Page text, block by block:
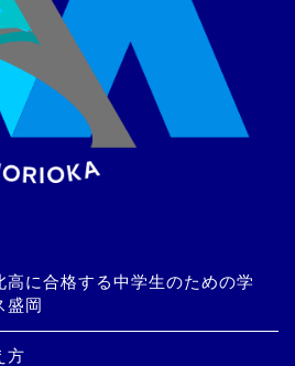
高に合格する中学生のための学
盛岡
方